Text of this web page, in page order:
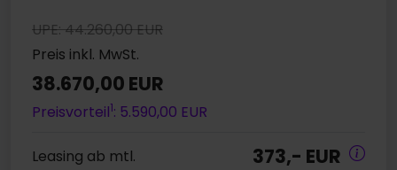
UPE: 44.260,00 EUR
Preis inkl. MwSt.
38.670,00 EUR
Preisvorteil1: 5.590,00 EUR
Leasing ab mtl. 373,- EUR